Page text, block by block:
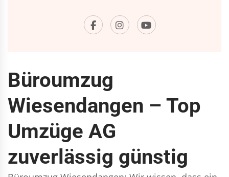
Büroumzug
Wiesendangen – Top
Umzüge AG
zuverlässig günstig